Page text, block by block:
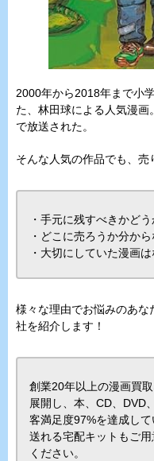
2000年から2018年まで小
た、林田球による人気漫
で放送された。
そんな人気の作品でも、売
・手元に残すべきかど
・どこに売ろうか分か
・大切にしていた漫画
様々な理由でお悩みのあな
社を紹介します！
創業20年以上の漫画買
展開し、本、CD、DVD
客満足度97%を達成し
送れる宅配キットもご
ください。